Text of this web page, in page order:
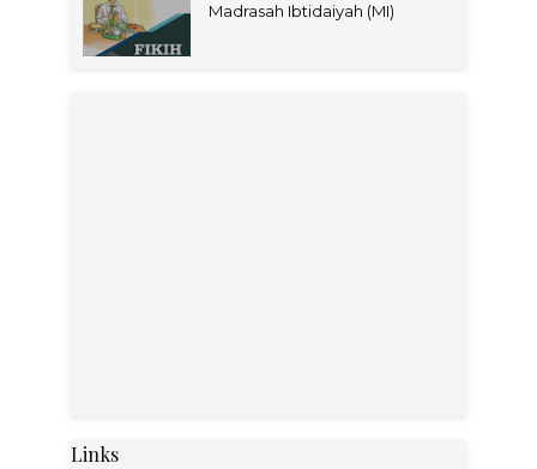
Madrasah Ibtidaiyah (MI)
Links